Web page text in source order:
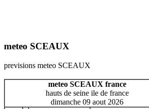
meteo SCEAUX
previsions meteo SCEAUX
meteo SCEAUX france
hauts de seine ile de france
dimanche 09 aout 2026